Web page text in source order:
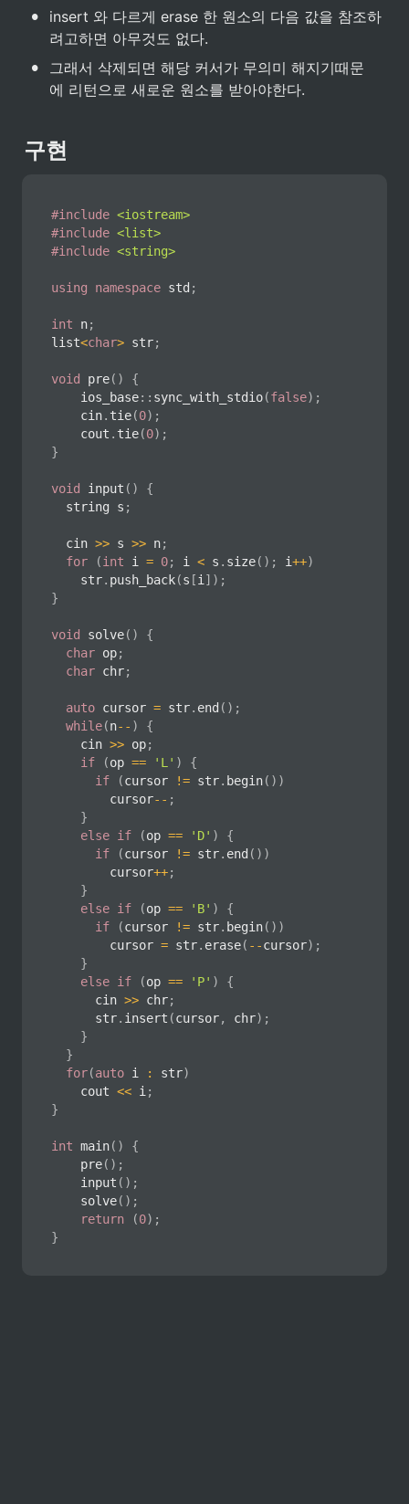
•
insert 와 다르게 erase 한 원소의 다음 값을 참조하
려고하면 아무것도 없다.
•
그래서 삭제되면 해당 커서가 무의미 해지기때문
에 리턴으로 새로운 원소를 받아야한다.
구현
#include <iostream>
#include <list>
#include <string>
using namespace std ;
int n;
list<char> str;
void pre( )
{
    ios_base
:: sync_with_stdio(false) ;
    cin
. tie(0) ;
    cout
. tie(0) ;
}
void input ( )
{
	string s
;
	cin
>> s >> n;
for
(int i = 0; i < s . size( ) ; i++)
		str
. push_back(s [i ] ) ;
}
void solve( )
{
char op;
char chr;
auto cursor = str. end ( ) ;
while(n-- )
{
		cin
>> op;
if
(op == 'L' )
{
if
(cursor != str. begin( ) )
				cursor
-- ;
}
else if (op == 'D' )
{
if
(cursor != str. end ( ) )
				cursor
++;
}
else if (op == 'B' )
{
if
(cursor != str. begin( ) )
				cursor
= str. erase( --cursor) ;
}
else if (op == 'P' )
{
			cin
>> chr;
			str
. insert (cursor, chr) ;
}
}
for(auto i : str)
		cout
<< i ;
}
int main( )
{
pre( ) ;
input ( ) ;
solve( ) ;
return
(0) ;
}